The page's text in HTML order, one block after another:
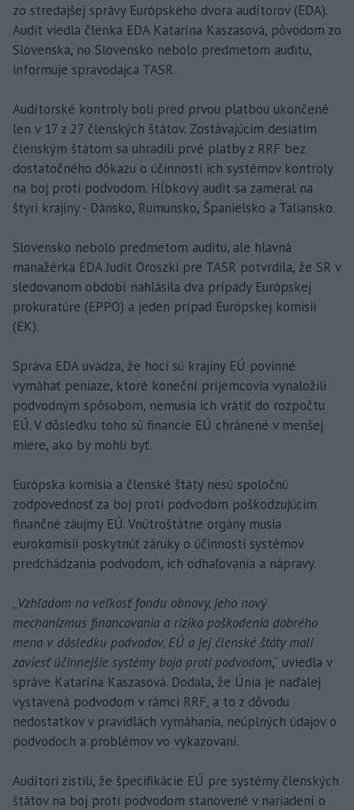
zo stredajšej správy Európskeho dvora audítorov (EDA).
Audit viedla členka EDA Katarína Kaszasová, pôvodom zo
Slovenska, no Slovensko nebolo predmetom auditu,
informuje spravodajca TASR.
Audítorské kontroly boli pred prvou platbou ukončené
len v 17 z 27 členských štátov. Zostávajúcim desiatim
členským štátom sa uhradili prvé platby z RRF bez
dostatočného dôkazu o účinnosti ich systémov kontroly
na boj proti podvodom. Hĺbkový audit sa zameral na
štyri krajiny - Dánsko, Rumunsko, Španielsko a Taliansko.
Slovensko nebolo predmetom auditu, ale hlavná
manažérka EDA Judit Oroszki pre TASR potvrdila, že SR v
sledovanom období nahlásila dva prípady Európskej
prokuratúre (EPPO) a jeden prípad Európskej komisii
(EK).
Správa EDA uvádza, že hoci sú krajiny EÚ povinné
vymáhať peniaze, ktoré koneční príjemcovia vynaložili
podvodným spôsobom, nemusia ich vrátiť do rozpočtu
EÚ. V dôsledku toho sú financie EÚ chránené v menšej
miere, ako by mohli byť.
Európska komisia a členské štáty nesú spoločnú
zodpovednosť za boj proti podvodom poškodzujúcim
finančné záujmy EÚ. Vnútroštátne orgány musia
eurokomisii poskytnúť záruky o účinnosti systémov
predchádzania podvodom, ich odhaľovania a nápravy.
„Vzhľadom na veľkosť fondu obnovy, jeho nový
mechanizmus financovania a riziko poškodenia dobrého
mena v dôsledku podvodov, EÚ a jej členské štáty mali
zaviesť účinnejšie systémy boja proti podvodom,“ uviedla v
správe Katarína Kaszasová. Dodala, že Únia je naďalej
vystavená podvodom v rámci RRF, a to z dôvodu
nedostatkov v pravidlách vymáhania, neúplných údajov o
podvodoch a problémov vo vykazovaní.
Audítori zistili, že špecifikácie EÚ pre systémy členských
štátov na boj proti podvodom stanovené v nariadení o